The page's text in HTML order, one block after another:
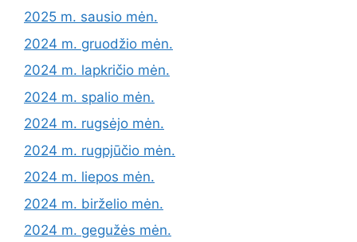
2025 m. sausio mėn.
2024 m. gruodžio mėn.
2024 m. lapkričio mėn.
2024 m. spalio mėn.
2024 m. rugsėjo mėn.
2024 m. rugpjūčio mėn.
2024 m. liepos mėn.
2024 m. birželio mėn.
2024 m. gegužės mėn.